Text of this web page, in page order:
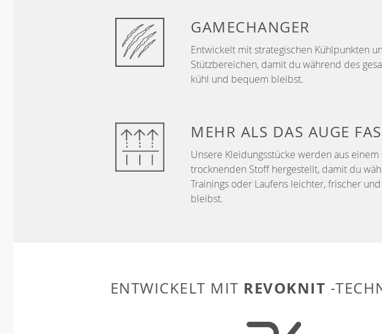
GAMECHANGER
Entwickelt mit strategischen Kühlpunkten
Stützbereichen, damit du während des
kühl und bequem bleibst.
MEHR ALS DAS AUGE
Unsere Kleidungsstücke werden aus einem
trocknenden Stoff hergestellt, damit du
Trainings oder Laufens leichter, frischer
bleibst.
ENTWICKELT MIT REVOKNIT -